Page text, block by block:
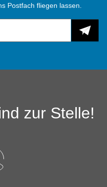
Postfach fliegen lassen.
zur Stelle!